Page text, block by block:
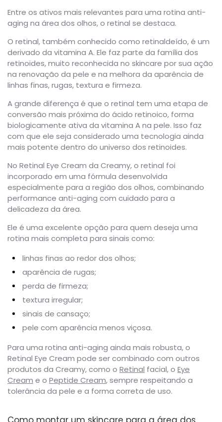
Entre os ativos mais relevantes para uma rotina anti-
aging na área dos olhos, o retinal se destaca.
O retinal, também conhecido como retinaldeído, é um
derivado da vitamina A. Ele faz parte da família dos
retinoides, muito reconhecida no skincare por sua ação
na renovação da pele e na melhora da aparência de
linhas finas, rugas, textura e firmeza.
A grande diferença é que o retinal tem uma etapa de
conversão mais próxima do ácido retinoico, forma
biologicamente ativa da vitamina A na pele. Isso faz
com que ele seja considerado uma tecnologia ainda
mais potente dentro do universo dos retinoides.
No Retinal Eye Cream da Creamy, o retinal foi
incorporado em uma fórmula desenvolvida
especialmente para a região dos olhos, combinando
performance anti-aging com cuidado para a
delicadeza da área.
Ele é uma excelente opção para quem deseja uma
rotina mais completa para sinais como:
linhas finas ao redor dos olhos;
aparência de rugas;
perda de firmeza;
textura irregular;
sinais de cansaço;
pele com aparência menos viçosa.
Para uma rotina anti-aging ainda mais robusta, o
Retinal Eye Cream pode ser combinado com outros
produtos da Creamy, como o Retinal facial, o Eye
Cream e o Peptide Cream, sempre respeitando a
tolerância da pele e a forma correta de uso.